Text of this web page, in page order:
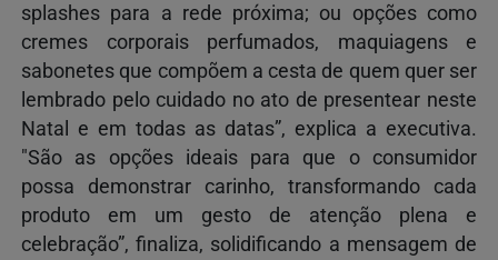
splashes para a rede próxima; ou opções como
cremes corporais perfumados, maquiagens e
sabonetes que compõem a cesta de quem quer ser
lembrado pelo cuidado no ato de presentear neste
Natal e em todas as datas”, explica a executiva.
"São as opções ideais para que o consumidor
possa demonstrar carinho, transformando cada
produto em um gesto de atenção plena e
celebração”, finaliza, solidificando a mensagem de